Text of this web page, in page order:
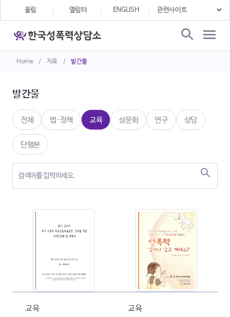
Home / 자료 / 발간물
울림 열림터 ENGLISH
발간물
전체 법·정책 교육 성문화 연구 상담
단행본
교육 교육